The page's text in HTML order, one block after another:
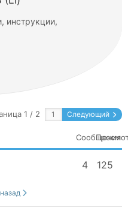
инструкции,
1 / 2 Следующий
Сообщения
125
4